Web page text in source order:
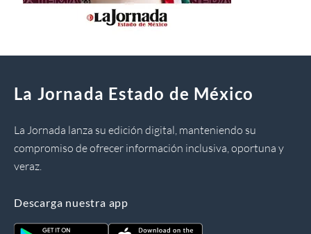
La Jornada Estado de México
La Jornada lanza su edición digital, manteniendo su
compromiso de ofrecer información inclusiva, oportuna y
veraz.
Descarga nuestra app